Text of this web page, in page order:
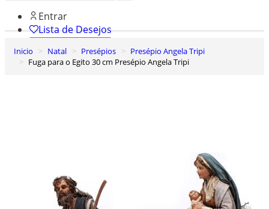
Entrar
Lista de Desejos
Carrinho de Compras
Inicio Natal Presépios
Presépio Angela Tripi
Fuga para o Egito 30 cm Presépio Angela Tripi